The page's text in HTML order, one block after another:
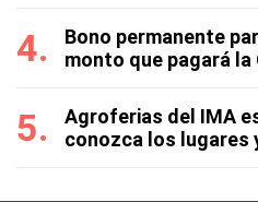
Bono permanente
monto que pagará la
Agroferias del IMA
conozca los lugares